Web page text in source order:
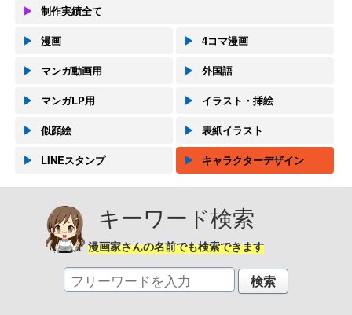
▶
制作実績全て
▶ 漫画 ▶ 4コマ漫画
▶ マンガ動画用 ▶ 外国語
▶ マンガLP用 ▶ イラスト・挿絵
▶ 似顔絵 ▶ 表紙イラスト
▶ LINEスタンプ ▶ キャラクターデザイン
キーワード検索
漫画家さんの名前でも検索できます